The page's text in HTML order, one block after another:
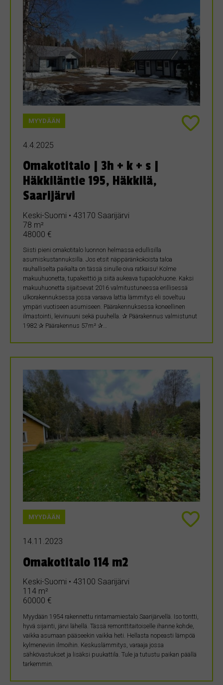
MYYDÄÄN
4.4.2025
Omakotitalo | 3h + k + s |
Häkkiläntie 195, Häkkilä,
Saarijärvi
Keski-Suomi • 43170 Saarijärvi
78 m²
48000 €
Siisti pieni omakotitalo luonnon helmassa edullisilla
asumiskustannuksilla. Jos etsit näppäränkokoista taloa
rauhalliselta paikalta on tässä sinulle oiva ratkaisu! Kolme
makuuhuonetta, tupakeittiö ja siitä aukeava tupaolohuone. Kaksi
makuuhuonetta sijaitsevat 2016 valmitustuneessa erillisessä
ulkorakennuksessa jossa varaava lattia lämmitys eli soveltuu
ympäri vuotiseen asumiseen. Päärakennuksessa koneellinen
ilmastointi, leivinuuni sekä puuhella. ✰ Päärakennus valmistunut
1982 ✰ Päärakennus 57m² ✰…
MYYDÄÄN
14.11.2023
Omakotitalo 114 m2
Keski-Suomi • 43100 Saarijärvi
114 m²
60000 €
Myydään 1954 rakennettu rintamamiestalo Saarijärvellä. Iso tontti,
hyvä sijainti, järvi lähellä. Tässä remonttitaitoiselle ihanne kohde,
vaikka asumaan pääseekin vaikka heti. Hellasta nopeasti lämpöä
kylmeneviin ilmoihin. Keskuslämmitys, varaaja jossa
sähkövastukset ja lisäksi puukattila. Tule ja tutustu paikan päällä
tarkemmin.